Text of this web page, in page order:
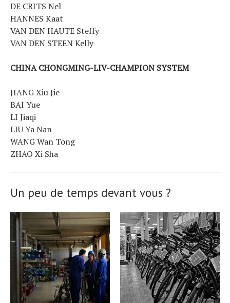
DE CRITS Nel
HANNES Kaat
VAN DEN HAUTE Steffy
VAN DEN STEEN Kelly
CHINA CHONGMING-LIV-CHAMPION SYSTEM
JIANG Xiu Jie
BAI Yue
LI Jiaqi
LIU Ya Nan
WANG Wan Tong
ZHAO Xi Sha
Un peu de temps devant vous ?